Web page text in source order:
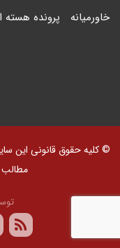
خاورمیانه پرونده هسته
© کلیه حقوق قانونی این
مطالب